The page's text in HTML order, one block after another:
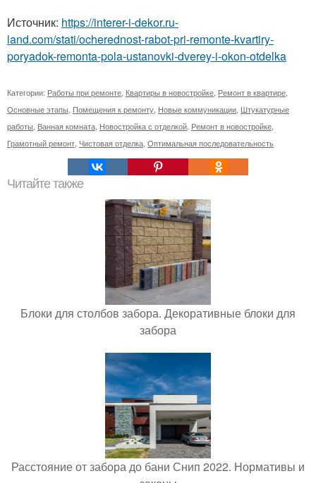
Источник: https://interer-i-dekor.ru-
land.com/stati/ocherednost-rabot-pri-remonte-kvartiry-
poryadok-remonta-pola-ustanovki-dverey-i-okon-otdelka
Категории: Работы при ремонте Квартиры в новостройке Ремонт в квартире
Основные этапы Помещения к ремонту Новые коммуникации Штукатурные
работы Ванная комната Новостройка с отделкой Ремонт в новостройке
Грамотный ремонт Чистовая отделка Оптимальная последовательность
Читайте также
Блоки для столбов забора. Декоративные блоки для
забора
Расстояние от забора до бани Снип 2022. Нормативы и